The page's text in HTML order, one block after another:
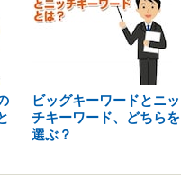
ビッグキーワードとニッ
チキーワード、どちらを
選ぶ？